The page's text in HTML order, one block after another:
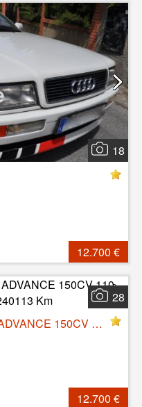
18
12.700 €
28
Volkswagen CC 2.0TDI BMT ADVANCE 150CV 110 KW (150 CV), Diesel, Manual, 240113 Km
12.700 €